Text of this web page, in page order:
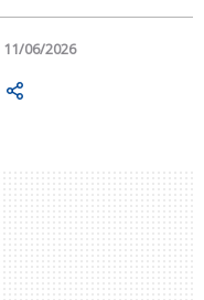
11/06/2026